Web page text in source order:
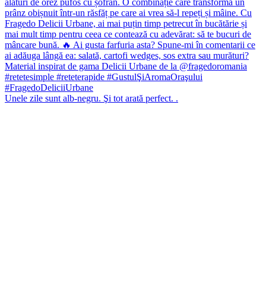
Unele zile sunt alb-negru. Şi tot arată perfect. .